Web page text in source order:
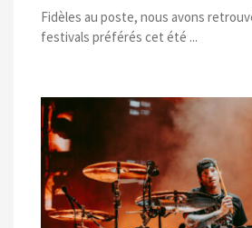
Fidèles au poste, nous avons
festivals préférés cet été ...